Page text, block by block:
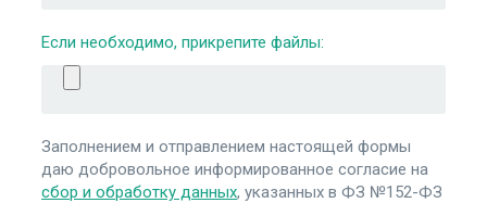
Если необходимо, прикрепите файлы:
Заполнением и отправлением настоящей формы
даю добровольное информированное согласие на
сбор и обработку данных, указанных в ФЗ №152-ФЗ